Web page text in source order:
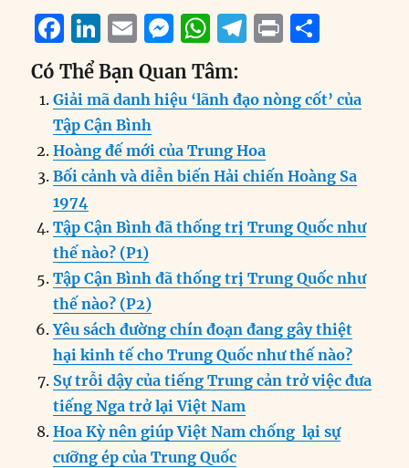
F
a
c
e
b
o
o
k
Li
n
k
e
d
I
E
m
ai
l
M
e
ss
e
n
g
W
h
at
s
A
p
T
e
g
r
a
P
n
t
a
re
Có Thể Bạn Quan Tâm:
Giải mã danh hiệu ‘lãnh đạo nòng cốt’ của
Tập Cận Bình
Hoàng đế mới của Trung Hoa
Bối cảnh và diễn biến Hải chiến Hoàng Sa
1974
Tập Cận Bình đã thống trị Trung Quốc như
thế nào? (P1)
Tập Cận Bình đã thống trị Trung Quốc như
thế nào? (P2)
Yêu sách đường chín đoạn đang gây thiệt
hại kinh tế cho Trung Quốc như thế nào?
Sự trỗi dậy của tiếng Trung cản trở việc đưa
tiếng Nga trở lại Việt Nam
Hoa Kỳ nên giúp Việt Nam chống lại sự
cưỡng ép của Trung Quốc